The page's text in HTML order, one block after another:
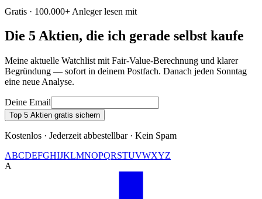
Gratis · 100.000+ Anleger lesen mit
Die 5 Aktien, die ich gerade selbst kaufe
Meine aktuelle Watchlist mit Fair-Value-Berechnung und klarer
Begründung — sofort in deinem Postfach. Danach jeden Sonntag
eine neue Analyse.
Deine Email
Top 5 Aktien gratis sichern
Kostenlos · Jederzeit abbestellbar · Kein Spam
ABCDEFGHIJKLMNOPQRSTUVWXYZ
A